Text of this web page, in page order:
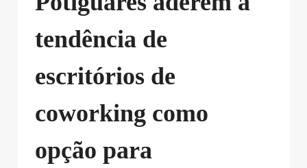
tendência de
escritórios de
coworking como
opção para